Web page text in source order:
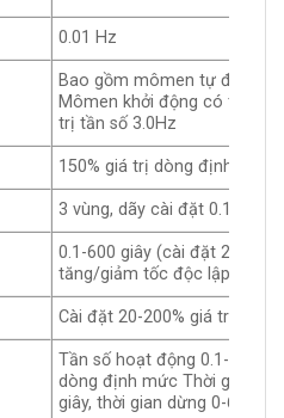
0.01 Hz
Bao gồm mômen tự động,
Mômen khởi động có thể
trị tần số 3.0Hz
150% giá trị dòng định mức
3 vùng, dãy cài đặt 0.1-
0.1-600 giây (cài đặt 2 cấp/
tăng/giảm tốc độc lập)
Cài đặt 20-200% giá trị
Tần số hoạt động 0.1-
dòng định mức Thời gian
giây, thời gian dừng 0-60 giây